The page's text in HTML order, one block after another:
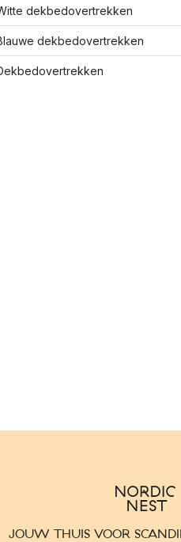
dekbedovertrekken
dekbedovertrekken
JOUW THUIS VOOR